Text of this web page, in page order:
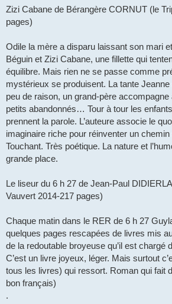
Zizi Cabane de Bérangère CORNUT (le
pages)
Odile la mère a disparu laissant son mari
Béguin et Zizi Cabane, une fillette qui
équilibre. Mais rien ne se passe comme
mystérieux se produisent. La tante
peu de raison, un grand-père
petits abandonnés… Tour à tour les
prennent la parole. L’auteure associe le
imaginaire riche pour réinventer un chemin
Touchant. Très poétique. La nature et
grande place.
Le liseur du 6 h 27 de Jean-Paul
Vauvert 2014-217 pages)
Chaque matin dans le RER de 6 h 27
quelques pages rescapées de livres mis
de la redoutable broyeuse qu’il est chargé
C’est un livre joyeux, léger. Mais surtout
tous les livres) qui ressort. Roman qui fait
bon français)
.